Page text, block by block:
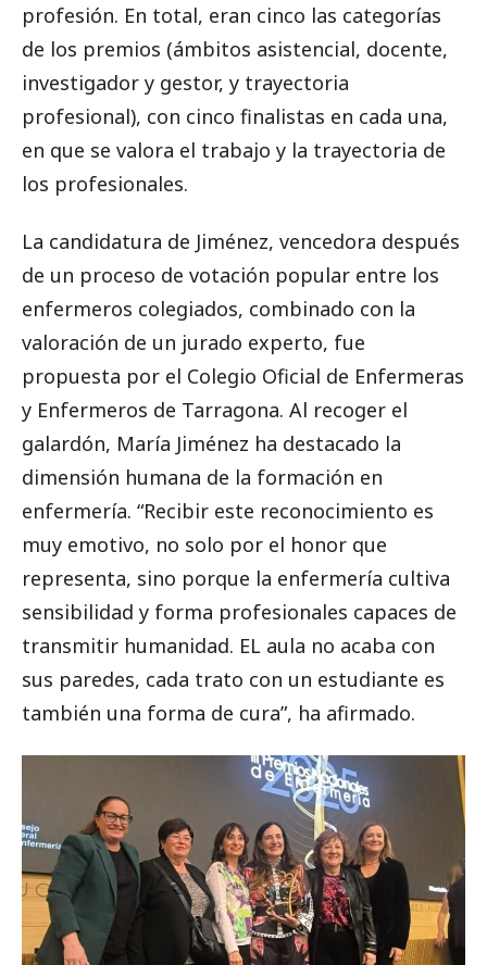
profesión. En total, eran cinco las categorías
de los premios (ámbitos asistencial, docente,
investigador y gestor, y trayectoria
profesional), con cinco finalistas en cada una,
en que se valora el trabajo y la trayectoria de
los profesionales.
La candidatura de Jiménez, vencedora después
de un proceso de votación popular entre los
enfermeros colegiados, combinado con la
valoración de un jurado experto, fue
propuesta por el Colegio Oficial de Enfermeras
y Enfermeros de Tarragona. Al recoger el
galardón, María Jiménez ha destacado la
dimensión humana de la formación en
enfermería. “Recibir este reconocimiento es
muy emotivo, no solo por el honor que
representa, sino porque la enfermería cultiva
sensibilidad y forma profesionales capaces de
transmitir humanidad. EL aula no acaba con
sus paredes, cada trato con un estudiante es
también una forma de cura”, ha afirmado.